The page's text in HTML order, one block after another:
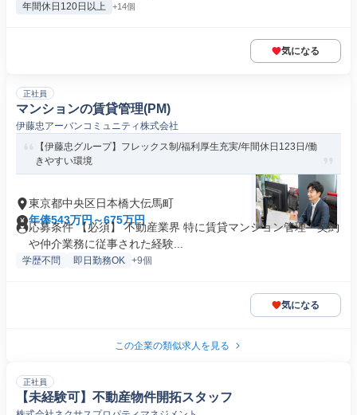
年間休日120日以上 +14個
気になる
正社員
マンションの賃貸管理(PM)
伊藤忠アーバンコミュニティ株式会社
【伊藤忠グループ】フレックス制/福利厚生充実/年間休日123日/働
きやすい環境
東京都中央区日本橋大伝馬町
年俸543万円～675万円
応募条件 【必須】 不動産業界 特に賃貸マンション管理・契約
や仲介業務に従事された経験...
学歴不問 即日勤務OK +9個
気になる
この企業の類似求人を見る
正社員
【未経験可】不動産物件開拓スタッフ